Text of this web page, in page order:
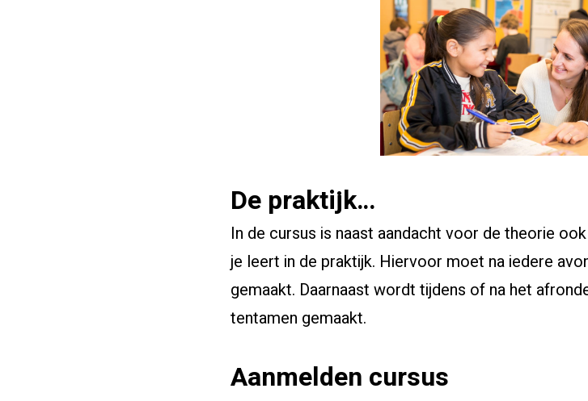
De praktijk…
In de cursus is naast aandacht voor de theorie
je leert in de praktijk. Hiervoor moet na iedere
gemaakt. Daarnaast wordt tijdens of na het
tentamen gemaakt.
Aanmelden cursus